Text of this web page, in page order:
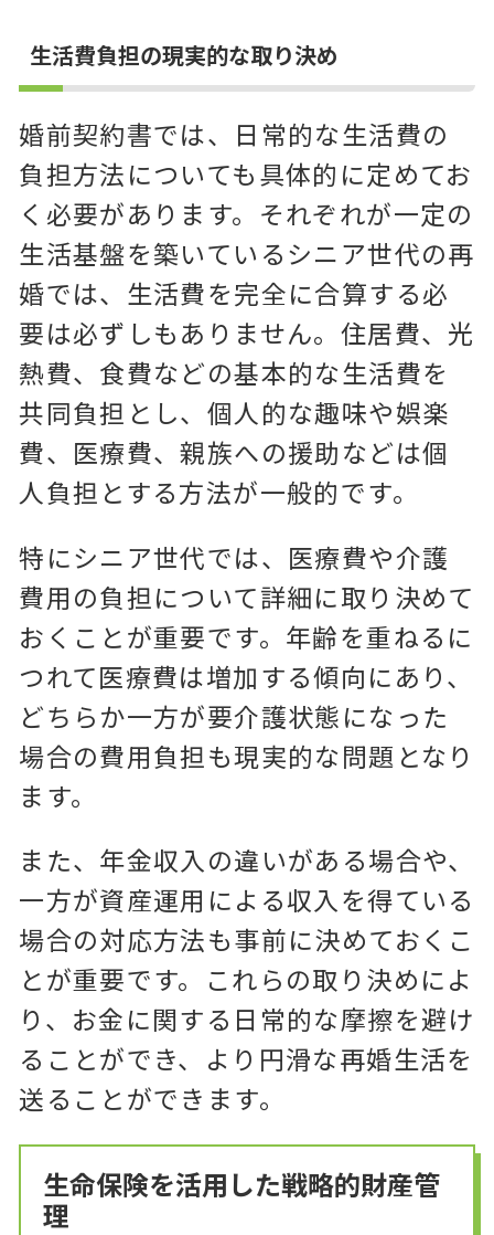
生活費負担の現実的な取り決め
婚前契約書では、日常的な生活費の
負担方法についても具体的に定めてお
く必要があります。それぞれが一定の
生活基盤を築いているシニア世代の再
婚では、生活費を完全に合算する必
要は必ずしもありません。住居費、光
熱費、食費などの基本的な生活費を
共同負担とし、個人的な趣味や娯楽
費、医療費、親族への援助などは個
人負担とする方法が一般的です。
特にシニア世代では、医療費や介護
費用の負担について詳細に取り決めて
おくことが重要です。年齢を重ねるに
つれて医療費は増加する傾向にあり、
どちらか一方が要介護状態になった
場合の費用負担も現実的な問題となり
ます。
また、年金収入の違いがある場合や、
一方が資産運用による収入を得ている
場合の対応方法も事前に決めておくこ
とが重要です。これらの取り決めによ
り、お金に関する日常的な摩擦を避け
ることができ、より円滑な再婚生活を
送ることができます。
生命保険を活用した戦略的財産管
理